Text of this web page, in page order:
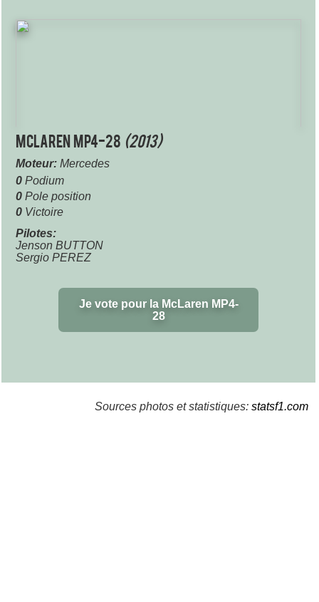
McLaren MP4-28 (2013)
Moteur: Mercedes
0 Podium
0 Pole position
0 Victoire
Pilotes:
Jenson BUTTON
Sergio PEREZ
Je vote pour la McLaren MP4-
28
Sources photos et statistiques: statsf1.com